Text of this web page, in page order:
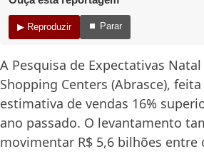
▶ Reproduzir ⏹ Parar
A Pesquisa de Expectativas
Shopping Centers (Abrasce),
estimativa de vendas 16%
ano passado. O levantamento
movimentar R$ 5,6 bilhões entre